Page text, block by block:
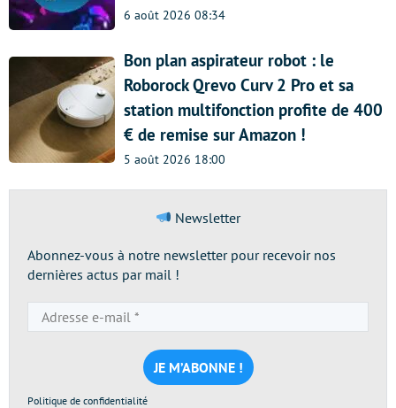
6 août 2026 08:34
Bon plan aspirateur robot : le
Roborock Qrevo Curv 2 Pro et sa
station multifonction profite de 400
€ de remise sur Amazon !
5 août 2026 18:00
Newsletter
Abonnez-vous à notre newsletter pour recevoir nos
dernières actus par mail !
e-
mail
*
Politique de confidentialité